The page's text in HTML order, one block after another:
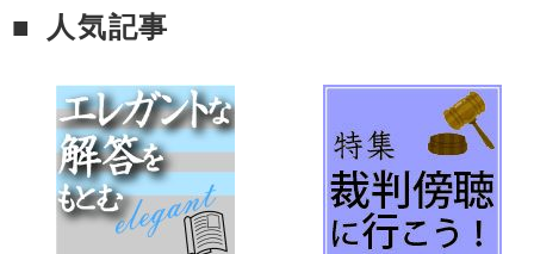
人気記事